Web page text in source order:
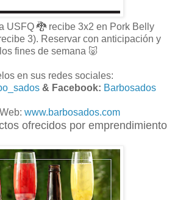
USFQ 🐉 recibe 3x2 en Pork Belly
3). Reservar con anticipación y
fines de semana 🐷
en sus redes sociales:
& Facebook: Barbosados
www.barbosados.com
ofrecidos por emprendimiento